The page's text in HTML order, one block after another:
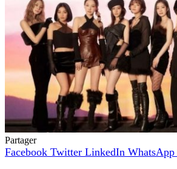
Partager
Facebook Twitter LinkedIn WhatsApp